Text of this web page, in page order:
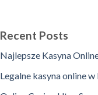
Recent Posts
Najlepsze Kasyna
Legalne kasyna online w